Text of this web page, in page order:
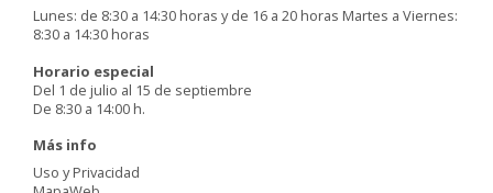
Lunes: de 8:30 a 14:30 horas y de 16 a 20 horas Martes a Viernes:
8:30 a 14:30 horas
Horario especial
Del 1 de julio al 15 de septiembre
De 8:30 a 14:00 h.
Más info
Uso y Privacidad